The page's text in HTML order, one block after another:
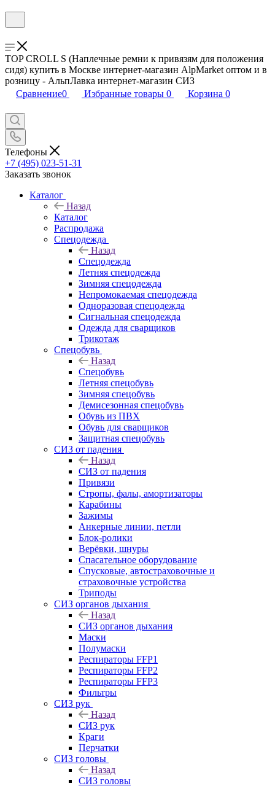
TOP CROLL S (Наплечные ремни к привязям для положения
сидя) купить в Москве интернет-магазин AlpMarket оптом и в
розницу - АльпЛавка интернет-магазин СИЗ
Сравнение0 Избранные товары 0 Корзина 0
Телефоны
+7 (495) 023-51-31
Заказать звонок
Каталог
Назад
Каталог
Распродажа
Спецодежда
Назад
Спецодежда
Летняя спецодежда
Зимняя спецодежда
Непромокаемая спецодежда
Одноразовая спецодежда
Сигнальная спецодежда
Одежда для сварщиков
Трикотаж
Спецобувь
Назад
Спецобувь
Летняя спецобувь
Зимняя спецобувь
Демисезонная спецобувь
Обувь из ПВХ
Обувь для сварщиков
Защитная спецобувь
СИЗ от падения
Назад
СИЗ от падения
Привязи
Стропы, фалы, амортизаторы
Карабины
Зажимы
Анкерные линии, петли
Блок-ролики
Верёвки, шнуры
Спасательное оборудование
Спусковые, автостраховочные и
страховочные устройства
Триподы
СИЗ органов дыхания
Назад
СИЗ органов дыхания
Маски
Полумаски
Респираторы FFP1
Респираторы FFP2
Респираторы FFP3
Фильтры
СИЗ рук
Назад
СИЗ рук
Краги
Перчатки
СИЗ головы
Назад
СИЗ головы